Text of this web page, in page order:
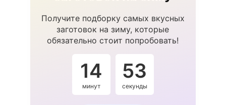
Получите подборку самых вкусных
заготовок на зиму, которые
обязательно стоит попробовать!
14
минут
53
секунды